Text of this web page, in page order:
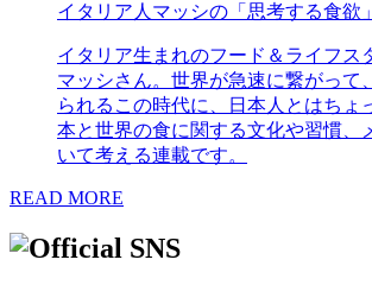
イタリア人マッシの「思考する食欲」
イタリア生まれのフード＆ライフス
マッシさん。世界が急速に繋がって
られるこの時代に、日本人とはちょ
本と世界の食に関する文化や習慣、
いて考える連載です。
READ MORE